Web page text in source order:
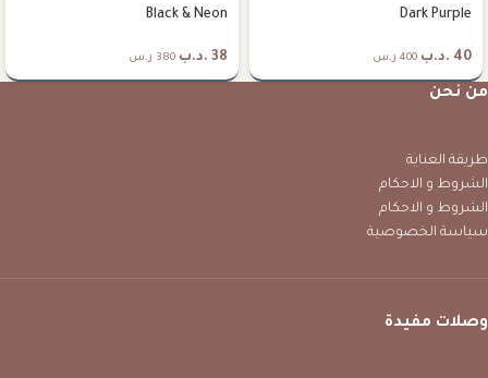
Dark Purple
40 .د.ب 400 ر.س
Black & Neon
38 .د.ب 380 ر.س
من نحن
طريقة العناية
الشروط و الاحكام
الشروط و الاحكام
سياسة الخصوصية
وصلات مفيدة